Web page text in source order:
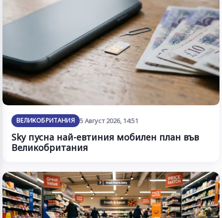
ВЕЛИКОБРИТАНИЯ 5 Август 2026, 14:51
Sky пусна най-евтиния мобилен план във
Великобритания